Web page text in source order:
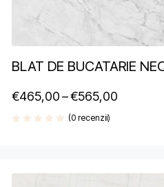
BLAT DE BUCATARIE
€465,00–€565,00
(0 recenzii)